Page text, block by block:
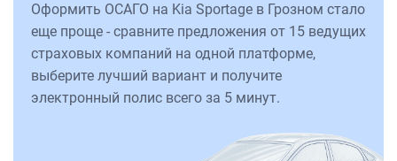
Оформить ОСАГО на Kia Sportage в Грозном стало
еще проще - сравните предложения от 15 ведущих
страховых компаний на одной платформе,
выберите лучший вариант и получите
электронный полис всего за 5 минут.